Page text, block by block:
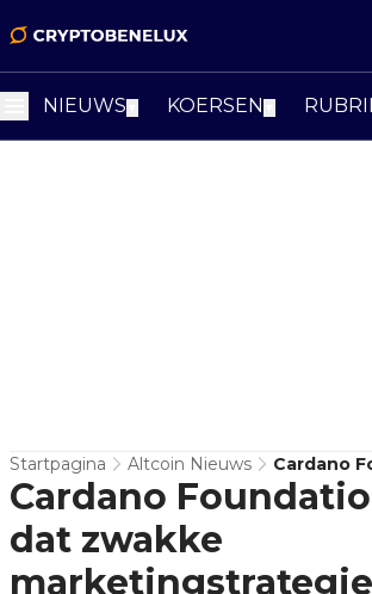
NIEUWS KOERSEN
Startpagina Altcoin Nieuws
Cardano
Dat
Cardano
dat zwakke
marketingstrategie